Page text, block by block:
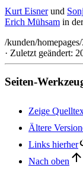
Kurt Eisnerund
Erich Mühsam in
/kunden/
· Zuletzt geändert:
Seiten-
Zeige
Ältere
Links hierher
Nach oben